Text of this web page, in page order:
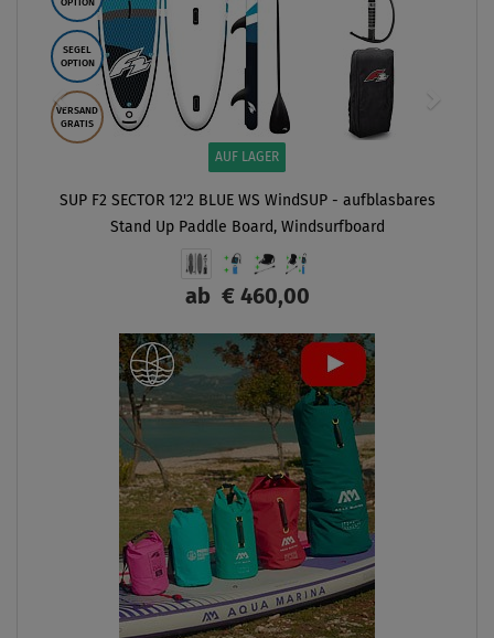
OPTION
SEGEL
OPTION
VERSAND
GRATIS
AUF LAGER
SUP F2 SECTOR 12'2 BLUE WS WindSUP - aufblasbares
Stand Up Paddle Board, Windsurfboard
ab € 460,00
ANZEIGEN